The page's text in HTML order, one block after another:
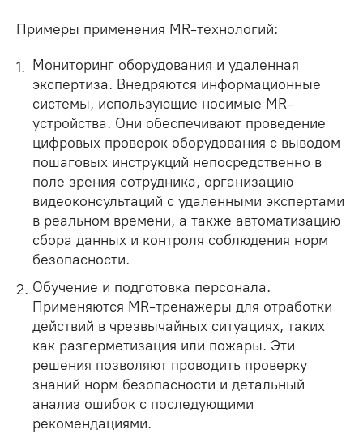
Примеры применения MR-технологий:
Мониторинг оборудования и удаленная
экспертиза. Внедряются информационные
системы, использующие носимые MR-
устройства. Они обеспечивают проведение
цифровых проверок оборудования с выводом
пошаговых инструкций непосредственно в
поле зрения сотрудника, организацию
видеоконсультаций с удаленными экспертами
в реальном времени, а также автоматизацию
сбора данных и контроля соблюдения норм
безопасности.
Обучение и подготовка персонала.
Применяются MR-тренажеры для отработки
действий в чрезвычайных ситуациях, таких
как разгерметизация или пожары. Эти
решения позволяют проводить проверку
знаний норм безопасности и детальный
анализ ошибок с последующими
рекомендациями.